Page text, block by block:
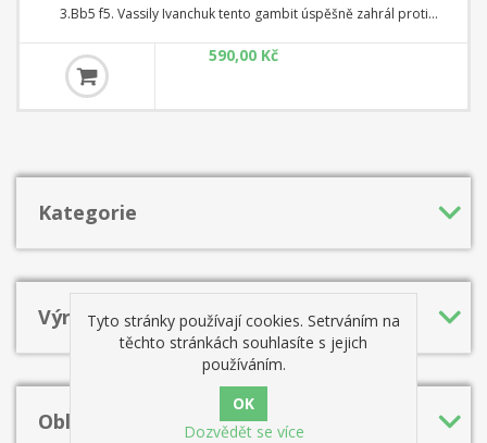
3.Bb5 f5. Vassily Ivanchuk tento gambit úspěšně zahrál proti
finále 4. Grand Slam Masters, které se konalo v září 2011 v Sao Paulu.
Ruy Lopez (neboli španělské otevření) je jedním z nejdůležitějších a
nejstarších šachových otevření, které je stále oblíbené jak mezi
590,00 Kč
Kategorie
Výrobci
Oblíbená hesla
Tyto stránky používají cookies. Setrváním na
těchto stránkách souhlasíte s jejich
používáním.
Dozvědět se více